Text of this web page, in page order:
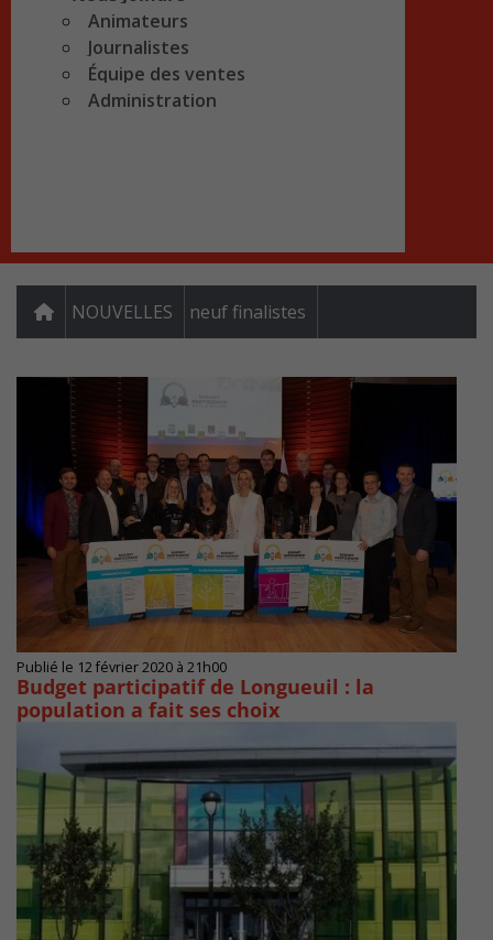
Animateurs
Journalistes
Équipe des ventes
Administration
NOUVELLES neuf finalistes
Publié le 12 février 2020 à 21h00
Budget participatif de Longueuil : la
population a fait ses choix